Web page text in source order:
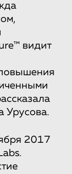
видит
Урусова.
2017